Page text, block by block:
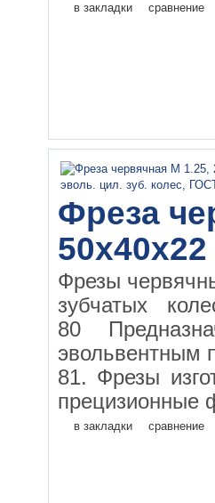
в закладки сравнение
Фреза
Фрезы
зубчатых
80
эвольвентным
81. Фрезы
прецизионные
в закладки сравнение